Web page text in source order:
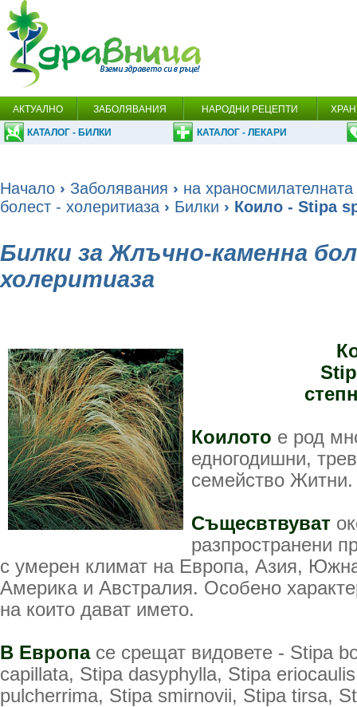
АКТУАЛНО ЗАБОЛЯВАНИЯ НАРОДНИ РЕЦЕПТИ
КАТАЛОГ - БИЛКИ КАТАЛОГ - ЛЕКАРИ
Начало › Заболявания › на
болест - холеритиаза › Билки › Коило - Stipa
Билки за Жлъчно-каменна
холеритиаза
Коилото е род
едногодишни,
семейство Житни.
Същесвтвуват
разпространени
с умерен климат на Европа, Азия,
Америка и Австралия. Особено
на които дават името.
В Европа се срещат видовете - Stipa
capillata, Stipa dasyphylla, Stipa
pulcherrima, Stipa smirnovii, Stipa tirsa,